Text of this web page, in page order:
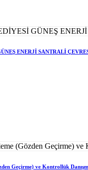
ENERJİ SANTRALİ
Geçirme) ve Kontrollük